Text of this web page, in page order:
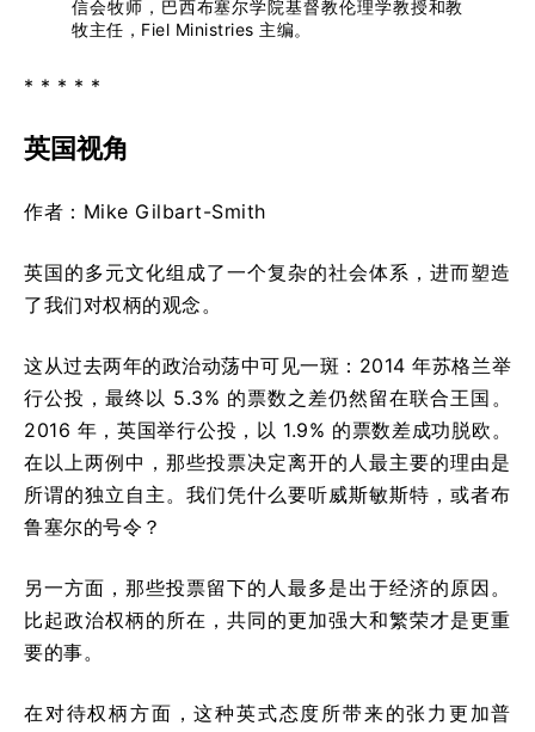
信会牧师，巴西布塞尔学院基督教伦理学教授和教
牧主任，Fiel Ministries 主编。
* * * * *
英国视角
作者：Mike Gilbart-Smith
英国的多元文化组成了一个复杂的社会体系，进而塑造
了我们对权柄的观念。
这从过去两年的政治动荡中可见一斑：2014 年苏格兰举
行公投，最终以 5.3% 的票数之差仍然留在联合王国。
2016 年，英国举行公投，以 1.9% 的票数差成功脱欧。
在以上两例中，那些投票决定离开的人最主要的理由是
所谓的独立自主。我们凭什么要听威斯敏斯特，或者布
鲁塞尔的号令？
另一方面，那些投票留下的人最多是出于经济的原因。
比起政治权柄的所在，共同的更加强大和繁荣才是更重
要的事。
在对待权柄方面，这种英式态度所带来的张力更加普